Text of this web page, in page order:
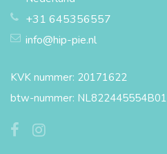
+31 645356557
info@hip-pie.nl
KVK nummer: 20171622
btw-nummer: NL822445554B01